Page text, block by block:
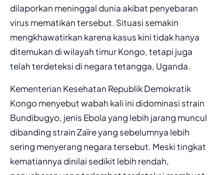
dilaporkan meninggal dunia akibat penyebaran
virus mematikan tersebut. Situasi semakin
mengkhawatirkan karena kasus kini tidak hanya
ditemukan di wilayah timur Kongo, tetapi juga
telah terdeteksi di negara tetangga, Uganda.
Kementerian Kesehatan Republik Demokratik
Kongo menyebut wabah kali ini didominasi strain
Bundibugyo, jenis Ebola yang lebih jarang muncul
dibanding strain Zaïre yang sebelumnya lebih
sering menyerang negara tersebut. Meski tingkat
kematiannya dinilai sedikit lebih rendah,